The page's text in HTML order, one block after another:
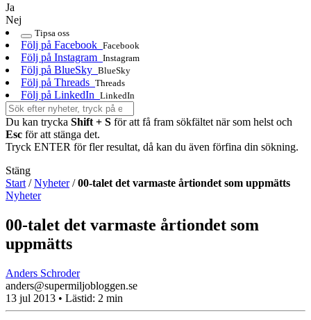
Ja
Nej
Tipsa oss
Följ på Facebook Facebook
Följ på Instagram Instagram
Följ på BlueSky BlueSky
Följ på Threads Threads
Följ på LinkedIn LinkedIn
Du kan trycka Shift + S för att få fram sökfältet när som helst och
Esc för att stänga det.
Tryck ENTER för fler resultat, då kan du även förfina din sökning.
Stäng
Start /Nyheter/00-talet det varmaste årtiondet som uppmätts
Nyheter
00-talet det varmaste årtiondet som
uppmätts
Anders Schroder
anders@supermiljobloggen.se
13 jul 2013 • Lästid: 2 min